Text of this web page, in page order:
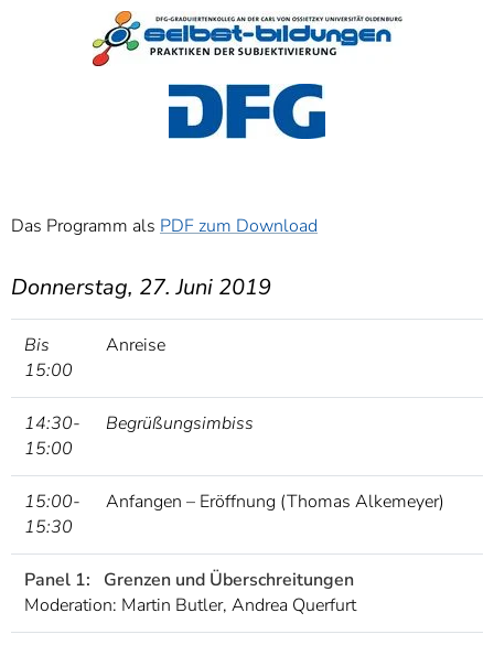
Informationen zur
Barrierefreiheit
Das Programm als PDF zum Download
Donnerstag, 27. Juni 2019
Bis
15:00
Anreise
14:30-
15:00
Begrüßungsimbiss
15:00-
15:30
Anfangen – Eröffnung (Thomas Alkemeyer)
Panel 1:
Grenzen und Überschreitungen
Moderation: Martin Butler, Andrea Querfurt